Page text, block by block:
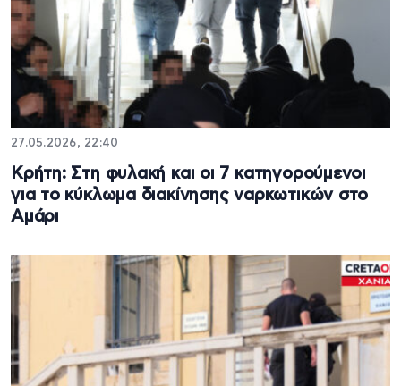
27.05.2026, 22:40
Κρήτη: Στη φυλακή και οι 7 κατηγορούμενοι
για το κύκλωμα διακίνησης ναρκωτικών στο
Αμάρι